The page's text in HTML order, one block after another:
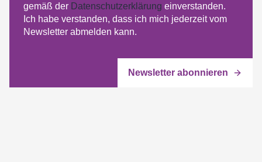
gemäß der Datenschutzerklärung einverstanden.
Ich habe verstanden, dass ich mich jederzeit vom
Newsletter abmelden kann.